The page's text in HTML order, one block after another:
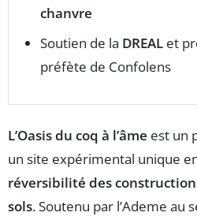
chanvre
Soutien de la DREAL et
préfète de Confolens
L’Oasis du coq à l’âme est un
un site expérimental unique
réversibilité des
sols. Soutenu par l’Ademe au